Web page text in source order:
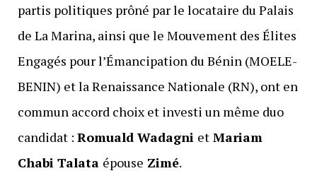
partis politiques prôné par le locataire du Palais
de La Marina, ainsi que le Mouvement des Élites
Engagés pour l’Émancipation du Bénin (MOELE-
BENIN) et la Renaissance Nationale (RN), ont en
commun accord choix et investi un même duo
candidat : Romuald Wadagni etMariam
Chabi Talata épouse Zimé.